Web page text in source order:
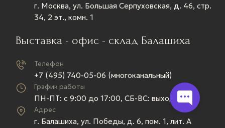
г. Москва, ул. Большая Серпуховская, д. 46, стр.
34, 2 эт., комн. 1
Выставка - офис - склад Балашиха
Телефон
+7 (495) 740-05-06 (многоканальный)
График работы
ПН-ПТ: c 9:00 до 17:00, СБ-ВС: выходной
Адрес
г. Балашиха, ул. Победы, д. 6, пом. 1, лит. А